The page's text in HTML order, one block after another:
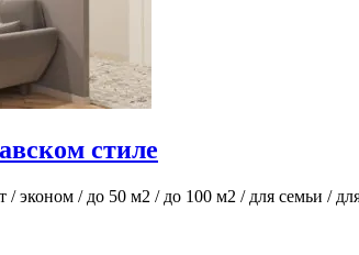
стиле
/ эконом / до 50 м2 / до 100 м2 / для семьи /